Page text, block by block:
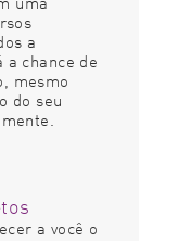
a
chance de
mesmo
do seu
a você o